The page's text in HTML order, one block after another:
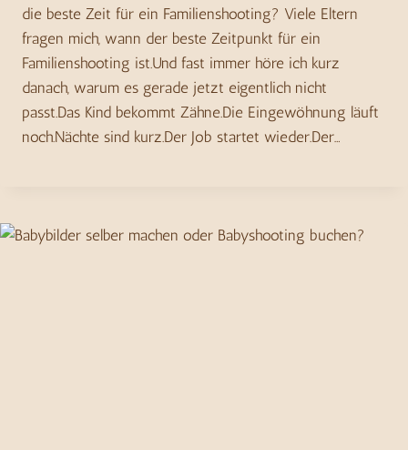
die beste Zeit für ein Familienshooting? Viele Eltern
fragen mich, wann der beste Zeitpunkt für ein
Familienshooting ist.Und fast immer höre ich kurz
danach, warum es gerade jetzt eigentlich nicht
passt.Das Kind bekommt Zähne.Die Eingewöhnung läuft
noch.Nächte sind kurz.Der Job startet wieder.Der…